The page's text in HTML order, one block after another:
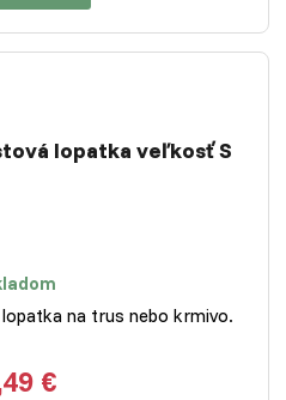
lopatka veľkosť S
na trus nebo krmivo.
€